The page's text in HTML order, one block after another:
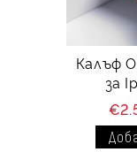
Калъф
за